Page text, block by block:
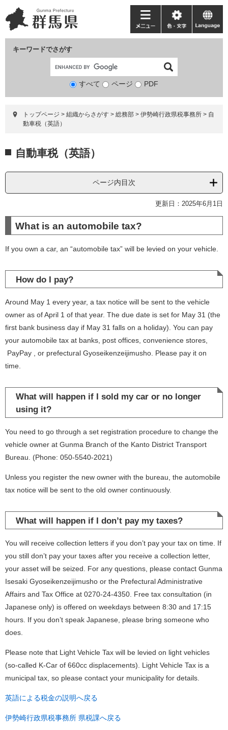
ー
ジ
ニ
ュ
て
キーワードでさがす
検
象
すべて ページ PDF
メ
ニ
ー
色・
文
language
トップページ > 組織からさがす > 総務部 > 伊勢崎行政県税事務所 > 自
動車税（英語）
文
自動車税（英語）
ページ内目次
更新日：2025年6月1日
What is an automobile tax?
If you own a car, an “automobile tax” will be levied on your vehicle.
How do I pay?
Around May 1 every year, a tax notice will be sent to the vehicle
owner as of April 1 of that year. The due date is set for May 31 (the
first bank business day if May 31 falls on a holiday). You can pay
your automobile tax at banks, post offices, convenience stores,
PayPay , or prefectural Gyoseikenzeijimusho. Please pay it on
time.
What will happen if I sold my car or no longer
using it?
You need to go through a set registration procedure to change the
vehicle owner at Gunma Branch of the Kanto District Transport
Bureau. (Phone: 050-5540-2021)
Unless you register the new owner with the bureau, the automobile
tax notice will be sent to the old owner continuously.
What will happen if I don’t pay my taxes?
You will receive collection letters if you don’t pay your tax on time. If
you still don’t pay your taxes after you receive a collection letter,
your asset will be seized. For any questions, please contact Gunma
Isesaki Gyoseikenzeijimusho or the Prefectural Administrative
Affairs and Tax Office at 0270-24-4350. Free tax consultation (in
Japanese only) is offered on weekdays between 8:30 and 17:15
hours. If you don’t speak Japanese, please bring someone who
does.
Please note that Light Vehicle Tax will be levied on light vehicles
(so-called K-Car of 660cc displacements). Light Vehicle Tax is a
municipal tax, so please contact your municipality for details.
英語による税金の説明へ戻る
伊勢崎行政県税事務所 県税課へ戻る